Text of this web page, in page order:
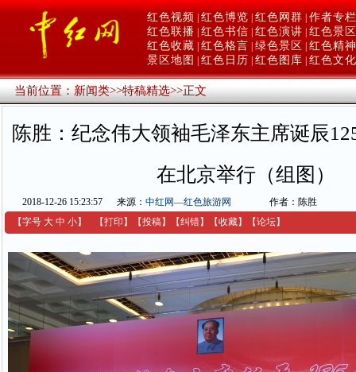
红色视频 红色博览 红色网群 作者专栏
红色联播 红色书信 红色演讲 红色景区
红色收藏 红色格言 绿色景区
红色精神
景区地图
红色日历 红色图库 红色文化
当前位置：新闻类>>特稿精选>>正文
陈胜：纪念伟大领袖毛泽东主席诞辰
在北京举行（组图）
2018-12-26 15:23:57 来源： 中红网—红色旅游网
作者：陈胜
【字号 大 中 小】 【打印 】 【投稿】 【纠错】 【收藏】 【论坛】